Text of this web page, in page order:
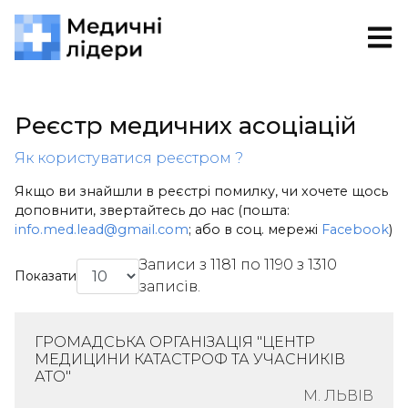
Реєстр медичних асоціацій
Як користуватися реєстром ?
Якщо ви знайшли в реєстрі помилку, чи хочете щось
доповнити, звертайтесь до нас (пошта:
info.med.lead@gmail.com; або в соц. мережі Facebook)
Показати
Записи з 1181 по 1190 з 1310
записів.
ГРОМАДСЬКА ОРГАНІЗАЦІЯ "ЦЕНТР
МЕДИЦИНИ КАТАСТРОФ ТА УЧАСНИКІВ
АТО"
М. ЛЬВІВ